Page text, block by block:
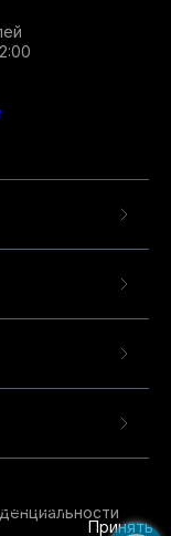
Принять